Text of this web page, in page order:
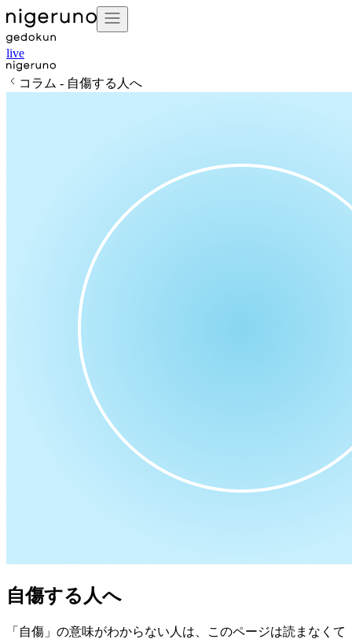
live
コラム - 自傷する人へ
自傷する人へ
「自傷」の意味がわからない人は、このページは読まなくて